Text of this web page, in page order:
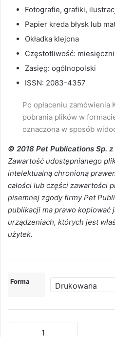
do
16,50 zł
Fotografie, grafiki,
Papier kreda błysk lub
Okładka klejona
Częstotliwość:
Zasięg: ogólnopolski
ISSN: 2083-4357
Po opłaceniu zamówienia
pobrania plików w
oznaczona w sposób
© 2018 Pet Publications Sp. z
Zawartość udostępnianego
intelektualną chronioną
całości lub części zawartości
pisemnej zgody firmy Pet
publikacji ma prawo kopiować
urządzeniach, których jest
użytek.
Forma